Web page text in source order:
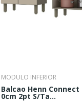
MODULO INFERIOR
Balcao Henn Connect
0cm 2pt S/Ta...